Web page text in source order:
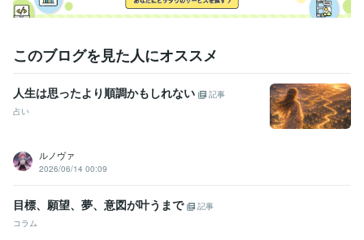
このブログを見た人にオススメ
人生は思ったより順調かもしれない
記事
占い
ルノヴァ
2026/06/14 00:09
目標、願望、夢、意図が叶うまで
記事
コラム